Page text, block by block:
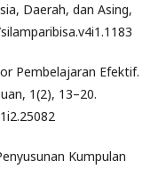
Daerah, dan Asing,
Pembelajaran Efektif.
1(2), 13–20.
Kumpulan